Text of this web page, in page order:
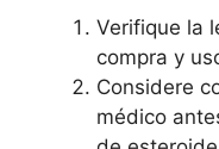
Verifique la
compra y
Considere
médico